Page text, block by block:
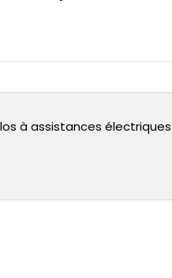
à assistances électriques